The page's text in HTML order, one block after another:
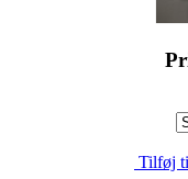
Tilføj